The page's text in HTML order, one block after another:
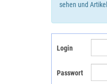
sehen und
Login
Passwort